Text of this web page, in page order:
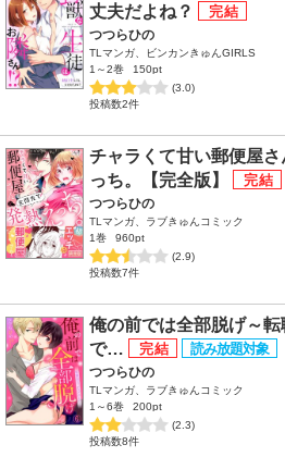
丈夫だよね？
つつらひの
TLマンガ、ビンカンきゅんGIRLS
1～2巻
150pt
(3.0)
投稿数2件
チャラくて甘い郵便屋
っち。【完全版】
つつらひの
TLマンガ、ラブきゅんコミック
1巻
960pt
(2.9)
投稿数7件
俺の前では全部脱げ～
で…
つつらひの
TLマンガ、ラブきゅんコミック
1～6巻
200pt
(2.3)
投稿数8件